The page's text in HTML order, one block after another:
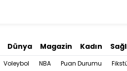
Dünya Magazin Kadın
Voleybol NBA Puan Durumu